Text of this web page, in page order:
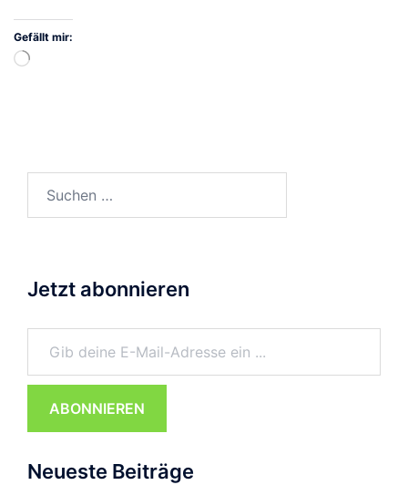
Gefällt mir:
Wird
Jetzt abonnieren
Gib deine E-Mail-Adresse ein ...
ABONNIEREN
Neueste Beiträge